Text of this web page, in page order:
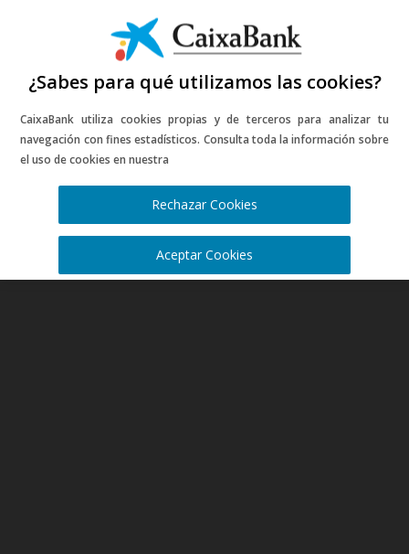
¿Sabes para qué utilizamos las cookies?
CaixaBank utiliza cookies propias y de terceros para analizar tu
navegación con fines estadísticos. Consulta toda la información sobre
el uso de cookies en nuestra
Rechazar Cookies
Aceptar Cookies